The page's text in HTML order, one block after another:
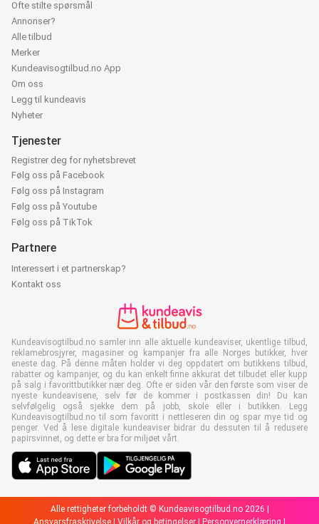
Ofte stilte spørsmål
Annonser?
Alle tilbud
Merker
Kundeavisogtilbud.no App
Om oss
Legg til kundeavis
Nyheter
Tjenester
Registrer deg for nyhetsbrevet
Følg oss på Facebook
Følg oss på Instagram
Følg oss på Youtube
Følg oss på TikTok
Partnere
Interessert i et partnerskap?
Kontakt oss
Kundeavisogtilbud.no samler inn alle aktuelle kundeaviser, ukentlige tilbud,
reklamebrosjyrer, magasiner og kampanjer fra alle Norges butikker, hver
eneste dag. På denne måten holder vi deg oppdatert om butikkens tilbud,
rabatter og kampanjer, og du kan enkelt finne akkurat det tilbudet eller kupp
på salg i favorittbutikker nær deg. Ofte er siden vår den første som viser de
nyeste kundeavisene, selv før de kommer i postkassen din! Du kan
selvfølgelig også sjekke dem på jobb, skole eller i butikken. Legg
Kundeavisogtilbud.no til som favoritt i nettleseren din og spar mye tid og
penger. Ved å lese digitale kundeaviser bidrar du dessuten til å redusere
papirsvinnet, og dette er bra for miljøet vårt.
Alle rettigheter forbeholdt © Kundeavisogtilbud.no 2026 |
Ansvarsfraskrivelse
Vilkår og betingelser Personvernerklæring